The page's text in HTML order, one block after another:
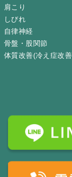
肩こり
しびれ
自律神経
骨盤・股関節
体質改善(冷え症改